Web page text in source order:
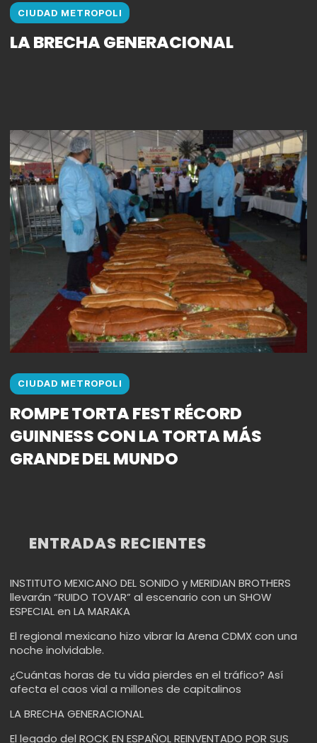
CIUDAD METROPOLI
LA BRECHA GENERACIONAL
CIUDAD METROPOLI
ROMPE TORTA FEST RÉCORD
GUINNESS CON LA TORTA MÁS
GRANDE DEL MUNDO
ENTRADAS RECIENTES
INSTITUTO MEXICANO DEL SONIDO y MERIDIAN BROTHERS
llevarán “RUIDO TOVAR” al escenario con un SHOW
ESPECIAL en LA MARAKA
El regional mexicano hizo vibrar la Arena CDMX con una
noche inolvidable.
¿Cuántas horas de tu vida pierdes en el tráfico? Así
afecta el caos vial a millones de capitalinos
LA BRECHA GENERACIONAL
El legado del ROCK EN ESPAÑOL REINVENTADO POR SUS